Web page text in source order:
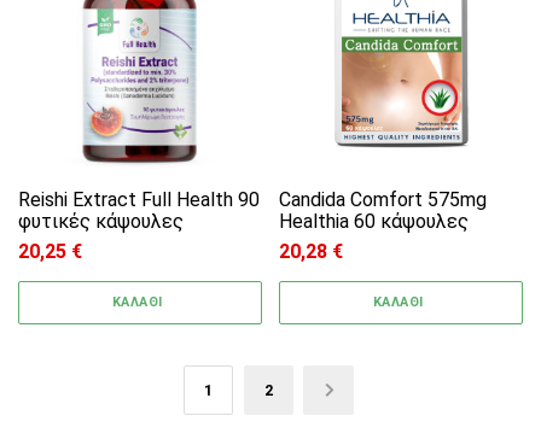
Reishi Extract Full Health 90
φυτικές κάψουλες
20,25 €
ΚΑΛΑΘΙ
Candida Comfort 575mg
Healthia 60 κάψουλες
20,28 €
ΚΑΛΑΘΙ
1 2 →